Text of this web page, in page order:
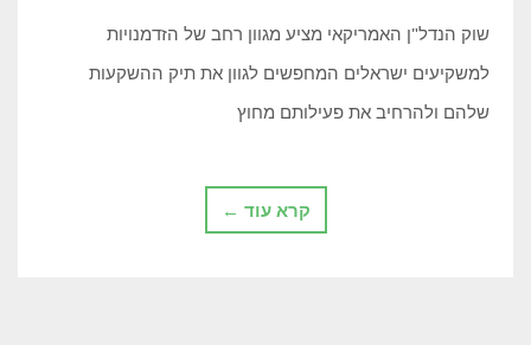
שוק הנדל"ן האמריקאי מציע מגוון רחב של הזדמנויות
למשקיעים ישראלים המחפשים לגוון את תיק ההשקעות
שלהם ולהרחיב את פעילותם מחוץ
קרא עוד ←